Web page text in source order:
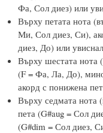
Фа, Сол диез) или
Върху петата нота
Ми, Сол диез, Си),
диез, До) или
Върху шестата нота
(F = Фа, Ла, До),
акорд с понижена
Върху седмата нота
пета (G#aug = Сол
(G#dim = Сол диез,